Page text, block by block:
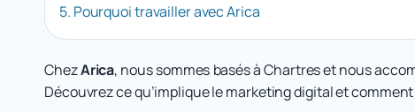
5. Pourquoi travailler avec Arica
ChezArica, nous sommes basés à Chartres et nous
Découvrez ce qu’implique le marketing digital et